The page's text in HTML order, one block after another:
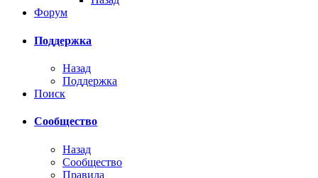
Форум
Поддержка
Назад
Поддержка
Поиск
Сообщество
Назад
Сообщество
Правила